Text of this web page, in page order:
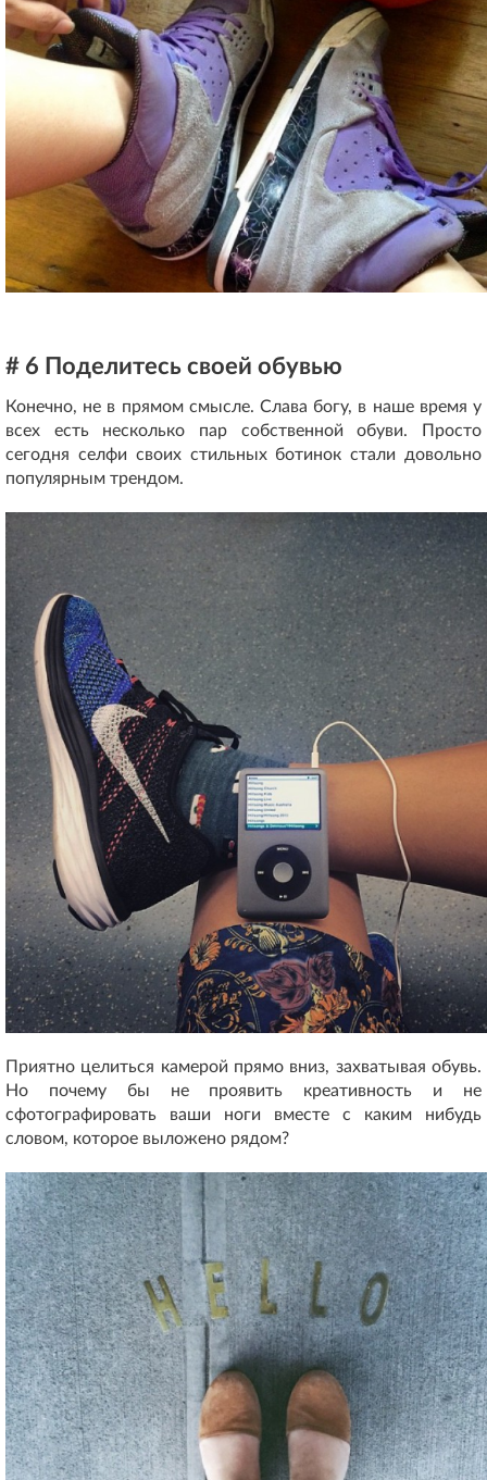
# 6 Поделитесь своей обувью
Конечно, не в прямом смысле. Слава богу, в наше время у
всех есть несколько пар собственной обуви. Просто
сегодня селфи своих стильных ботинок стали довольно
популярным трендом.
Приятно целиться камерой прямо вниз, захватывая обувь.
Но почему бы не проявить креативность и не
сфотографировать ваши ноги вместе с каким нибудь
словом, которое выложено рядом?